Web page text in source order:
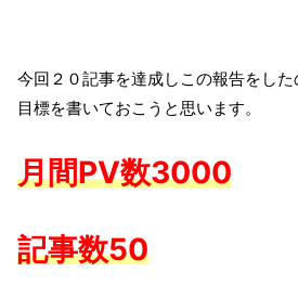
今回２０記事を達成しこの報告をし
目標を書いておこうと思います。
月間PV数3000
記事数50